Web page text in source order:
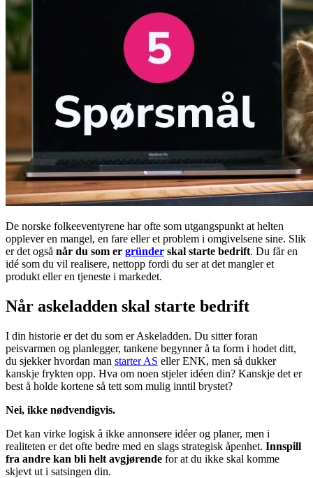
De norske folkeeventyrene har ofte som utgangspunkt at helten
opplever en mangel, en fare eller et problem i omgivelsene sine. Slik
er det også når du som er gründer skal starte bedrift. Du får en
idé som du vil realisere, nettopp fordi du ser at det mangler et
produkt eller en tjeneste i markedet.
Når askeladden skal starte bedrift
I din historie er det du som er Askeladden. Du sitter foran
peisvarmen og planlegger, tankene begynner å ta form i hodet ditt,
du sjekker hvordan man starter AS eller ENK, men så dukker
kanskje frykten opp. Hva om noen stjeler idéen din? Kanskje det er
best å holde kortene så tett som mulig inntil brystet?
Nei, ikke nødvendigvis.
Det kan virke logisk å ikke annonsere idéer og planer, men i
realiteten er det ofte bedre med en slags strategisk åpenhet. Innspill
fra andre kan bli helt avgjørende for at du ikke skal komme
skjevt ut i satsingen din.